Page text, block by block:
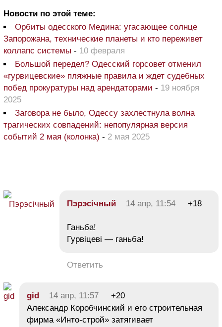
Новости по этой теме:
Орбиты одесского Медина: угасающее солнце
Запорожана, технические планеты и кто переживет
коллапс системы - 10 февраля
Большой передел? Одесский горсовет отменил
«гурвицевские» пляжные правила и ждет судебных
побед прокуратуры над арендаторами - 19 ноября
2025
Заговора не было, Одессу захлестнула волна
трагических совпадений: непопулярная версия
событий 2 мая (колонка) - 2 мая 2025
Пэрэсічный 14 апр, 11:54 +18
Ганьба!
Гурвіцеві — ганьба!
Ответить
gid 14 апр, 11:57
+20
Александр Коробчинский и его строительная
фирма «Инто-строй» затягивает